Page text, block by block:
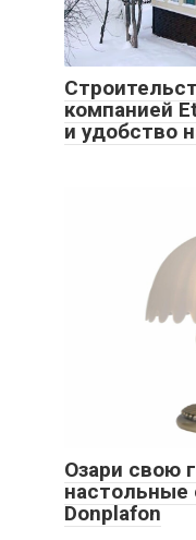
компанией
и удобство
Озари свою
настольные
Donplafon